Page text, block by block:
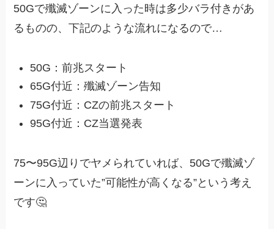
50Gで殲滅ゾーンに入った時は多少バラ付きがあ
るものの、下記のような流れになるので…
50G：前兆スタート
65G付近：殲滅ゾーン告知
75G付近：CZの前兆スタート
95G付近：CZ当選発表
75〜95G辺りでヤメられていれば、50Gで殲滅ゾ
ーンに入っていた”可能性が高くなる”という考え
です🤔